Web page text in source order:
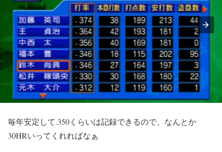
毎年安定して.350くらいは記録できるので、なんとか
30HRいってくれればなぁ